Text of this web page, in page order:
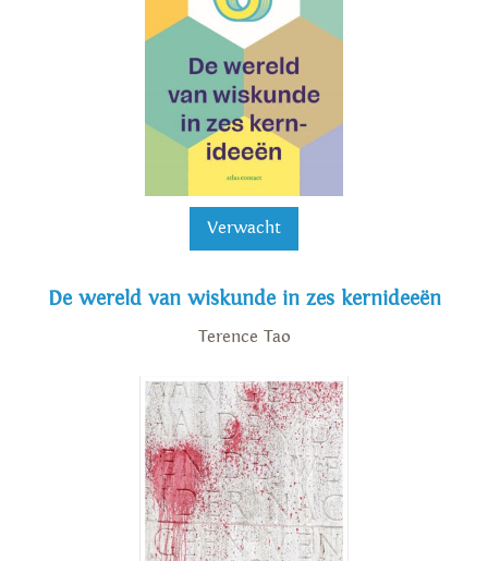
Verwacht
De wereld van wiskunde in zes kernideeën
Terence Tao